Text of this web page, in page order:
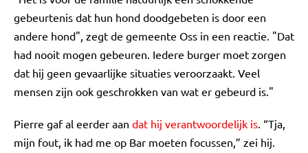
gebeurtenis dat hun hond doodgebeten is door een
andere hond", zegt de gemeente Oss in een reactie. "Dat
had nooit mogen gebeuren. Iedere burger moet zorgen
dat hij geen gevaarlijke situaties veroorzaakt. Veel
mensen zijn ook geschrokken van wat er gebeurd is."
Pierre gaf al eerder aan dat hij verantwoordelijk is. “Tja,
mijn fout, ik had me op Bar moeten focussen,” zei hij.